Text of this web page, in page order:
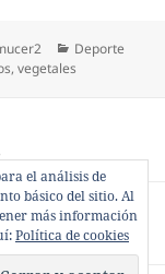
Categorías
Deporte
,vegetales
A.
el análisis de
básico del sitio. Al
más información
Política de cookies